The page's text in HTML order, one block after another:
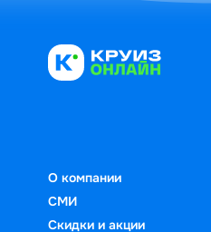
О компании
СМИ
Скидки и акции